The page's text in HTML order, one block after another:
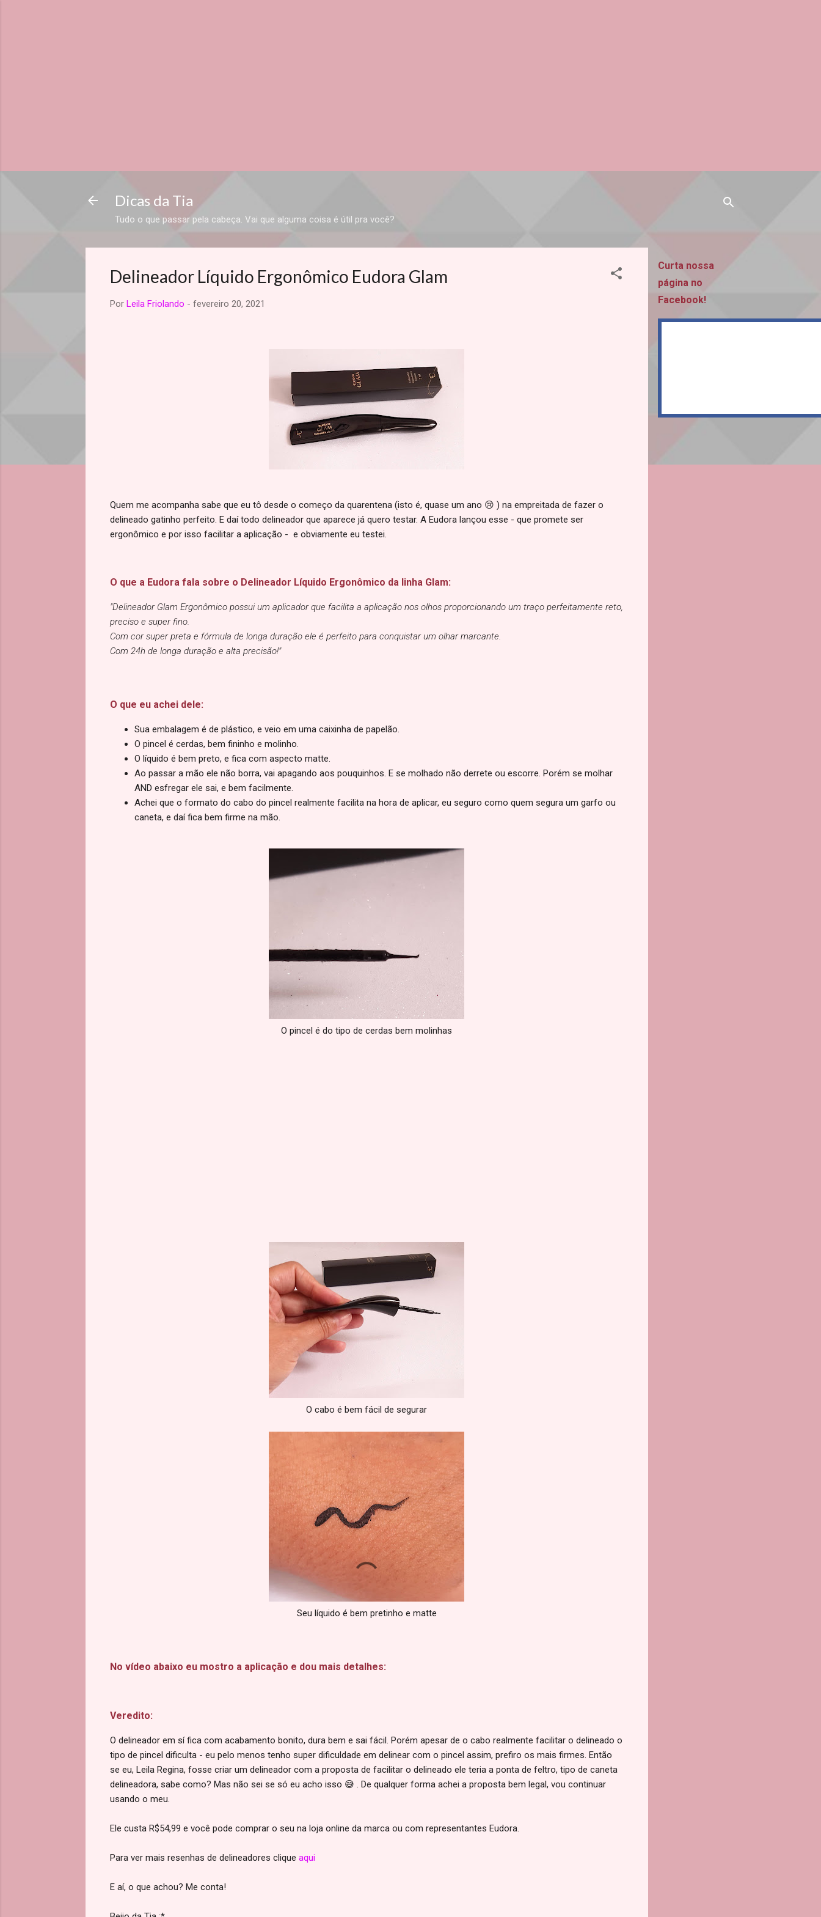
Dicas da Tia
Tudo o que passar pela cabeça. Vai que alguma coisa é útil pra você?
Curta nossa
página no
Facebook!
Delineador Líquido Ergonômico Eudora Glam
Por Leila Friolando - fevereiro 20, 2021
Quem me acompanha sabe que eu tô desde o começo da quarentena (isto é, quase um ano 😢 ) na empreitada de fazer o
delineado gatinho perfeito. E daí todo delineador que aparece já quero testar. A Eudora lançou esse - que promete ser
ergonômico e por isso facilitar a aplicação - e obviamente eu testei.
O que a Eudora fala sobre o Delineador Líquido Ergonômico da linha Glam:
"Delineador Glam Ergonômico possui um aplicador que facilita a aplicação nos olhos proporcionando um traço perfeitamente reto,
preciso e super fino.
Com cor super preta e fórmula de longa duração ele é perfeito para conquistar um olhar marcante.
Com 24h de longa duração e alta precisão!"
O que eu achei dele:
Sua embalagem é de plástico, e veio em uma caixinha de papelão.
O pincel é cerdas, bem fininho e molinho.
O líquido é bem preto, e fica com aspecto matte.
Ao passar a mão ele não borra, vai apagando aos pouquinhos. E se molhado não derrete ou escorre. Porém se molhar
AND esfregar ele sai, e bem facilmente.
Achei que o formato do cabo do pincel realmente facilita na hora de aplicar, eu seguro como quem segura um garfo ou
caneta, e daí fica bem firme na mão.
O pincel é do tipo de cerdas bem molinhas
O cabo é bem fácil de segurar
Seu líquido é bem pretinho e matte
No vídeo abaixo eu mostro a aplicação e dou mais detalhes:
Veredito:
O delineador em sí fica com acabamento bonito, dura bem e sai fácil. Porém apesar de o cabo realmente facilitar o delineado o
tipo de pincel dificulta - eu pelo menos tenho super dificuldade em delinear com o pincel assim, prefiro os mais firmes. Então
se eu, Leila Regina, fosse criar um delineador com a proposta de facilitar o delineado ele teria a ponta de feltro, tipo de caneta
delineadora, sabe como? Mas não sei se só eu acho isso 😅 . De qualquer forma achei a proposta bem legal, vou continuar
usando o meu.
Ele custa R$54,99 e você pode comprar o seu na loja online da marca ou com representantes Eudora.
Para ver mais resenhas de delineadores clique aqui
E aí, o que achou? Me conta!